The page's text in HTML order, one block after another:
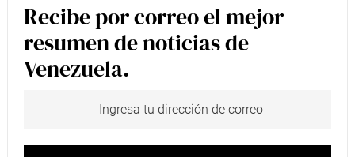
Recibe por correo el mejor
resumen de noticias de
Venezuela.